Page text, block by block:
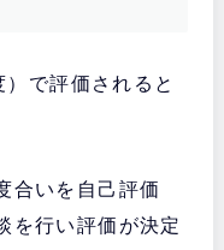
で評価されると
合いを自己評価
を行い評価が決定